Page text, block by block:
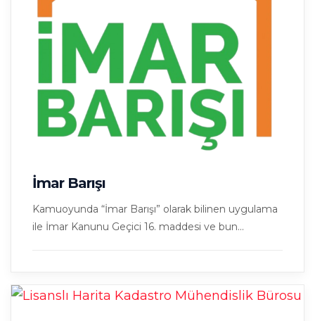
İmar Barışı
Kamuoyunda “İmar Barışı” olarak bilinen uygulama
ile İmar Kanunu Geçici 16. maddesi ve bun...